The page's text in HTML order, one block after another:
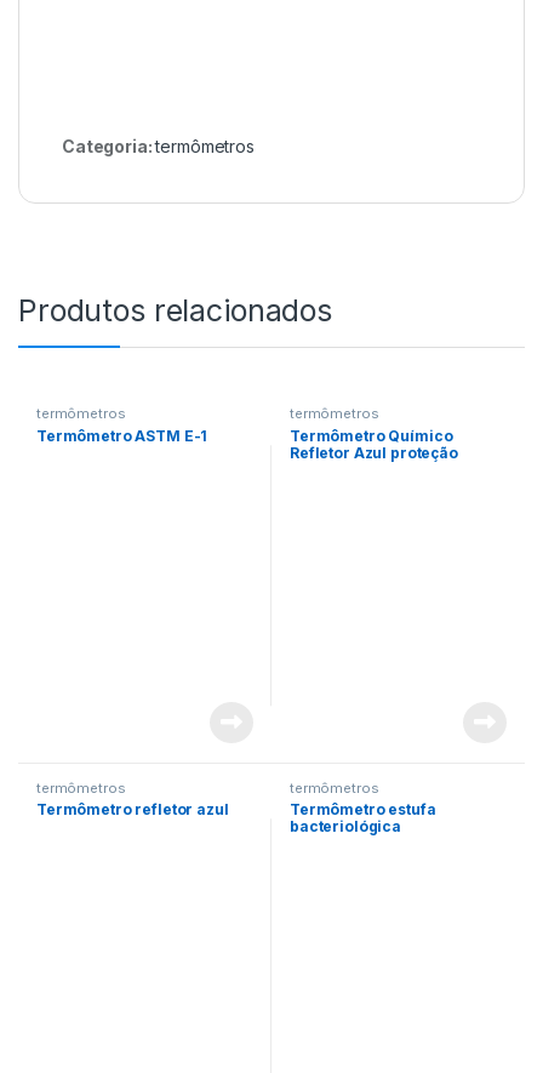
Categoria:termômetros
Produtos relacionados
termômetros
Termômetro ASTM E-1
termômetros
Termômetro Químico
Refletor Azul proteção
termômetros
Termômetro refletor azul
termômetros
Termômetro estufa
bacteriológica